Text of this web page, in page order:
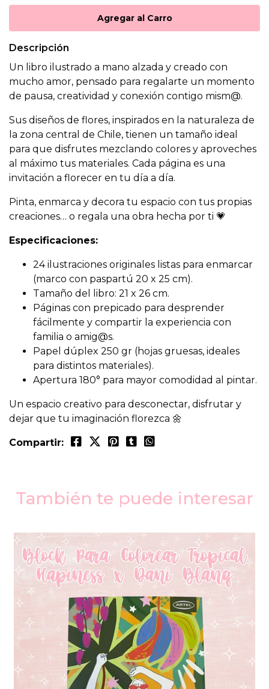
Descripción
Un libro ilustrado a mano alzada y creado con
mucho amor, pensado para regalarte un momento
de pausa, creatividad y conexión contigo mism@.
Sus diseños de flores, inspirados en la naturaleza de
la zona central de Chile, tienen un tamaño ideal
para que disfrutes mezclando colores y aproveches
al máximo tus materiales. Cada página es una
invitación a florecer en tu día a día.
Pinta, enmarca y decora tu espacio con tus propias
creaciones… o regala una obra hecha por ti 💗
Especificaciones:
24 ilustraciones originales listas para enmarcar
(marco con paspartú 20 x 25 cm).
Tamaño del libro: 21 x 26 cm.
Páginas con prepicado para desprender
fácilmente y compartir la experiencia con
familia o amig@s.
Papel dúplex 250 gr (hojas gruesas, ideales
para distintos materiales).
Apertura 180° para mayor comodidad al pintar.
Un espacio creativo para desconectar, disfrutar y
dejar que tu imaginación florezca 🌼
Compartir:
También te puede interesar